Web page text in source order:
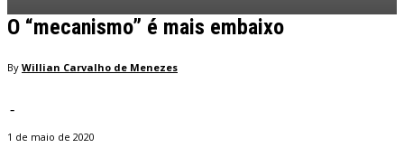
O “mecanismo” é mais embaixo
By Willian Carvalho de Menezes
-
1 de maio de 2020